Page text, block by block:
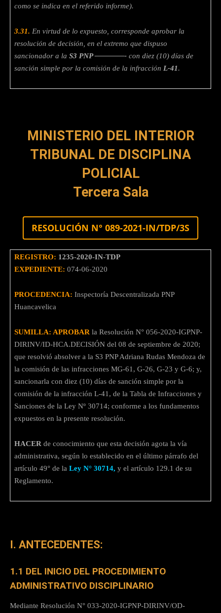
como se indica en el referido informe).
3.31. En virtud de lo expuesto, corresponde aprobar la
resolución de decisión, en el extremo que dispuso
sancionador a la S3 PNP ————- con diez (10) días de
sanción simple por la comisión de la infracción L-41.
MINISTERIO DEL INTERIOR
TRIBUNAL DE DISCIPLINA
POLICIAL
Tercera Sala
RESOLUCIÓN N° 089-2021-IN/TDP/3S
REGISTRO: 1235-2020-IN-TDP
EXPEDIENTE: 074-06-2020
PROCEDENCIA: Inspectoría Descentralizada PNP
Huancavelica
SUMILLA: APROBAR la Resolución N° 056-2020-IGPNP-
DIRINV/ID-HCA.DECISIÓN del 08 de septiembre de 2020;
que resolvió absolver a la S3 PNP Adriana Rudas Mendoza de
la comisión de las infracciones MG-61, G-26, G-23 y G-6; y,
sancionarla con diez (10) días de sanción simple por la
comisión de la infracción L-41, de la Tabla de Infracciones y
Sanciones de la Ley Nº 30714; conforme a los fundamentos
expuestos en la presente resolución.
HACER de conocimiento que esta decisión agota la vía
administrativa, según lo establecido en el último párrafo del
artículo 49° de la Ley N° 30714, y el artículo 129.1 de su
Reglamento.
I. ANTECEDENTES:
1.1 DEL INICIO DEL PROCEDIMIENTO
ADMINISTRATIVO DISCIPLINARIO
Mediante Resolución N° 033-2020-IGPNP-DIRINV/OD-